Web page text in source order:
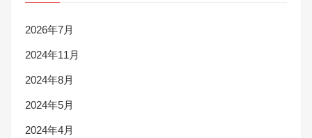
2026年7月
2024年11月
2024年8月
2024年5月
2024年4月